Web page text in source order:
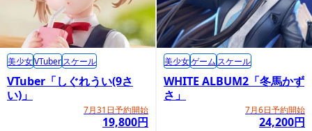
VTuber「しぐれうい(9さ
い)」
7月31日予約開始
19,800円
美少女VTuberスケール
WHITE ALBUM2「冬馬かず
さ」
7月6日予約開始
24,200円
美少女ゲーム スケール